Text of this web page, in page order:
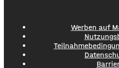
Werben auf